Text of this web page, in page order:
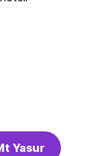
Yasur